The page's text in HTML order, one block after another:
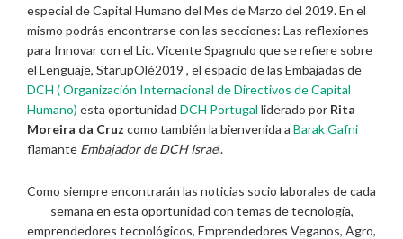
especial de Capital Humano del Mes de Marzo del 2019. En el
mismo podrás encontrarse con las secciones: Las reflexiones
para Innovar con el Lic. Vicente Spagnulo que se refiere sobre
el Lenguaje, StarupOlé2019 , el espacio de las Embajadas de
DCH ( Organización Internacional de Directivos de Capital
Humano) esta oportunidad DCH Portugal liderado por Rita
Moreira da Cruz como también la bienvenida a Barak Gafni
flamante Embajador de DCH Israel.
Como siempre encontrarán las noticias socio laborales de cada
semana en esta oportunidad con temas de tecnología,
emprendedores tecnológicos, Emprendedores Veganos, Agro,